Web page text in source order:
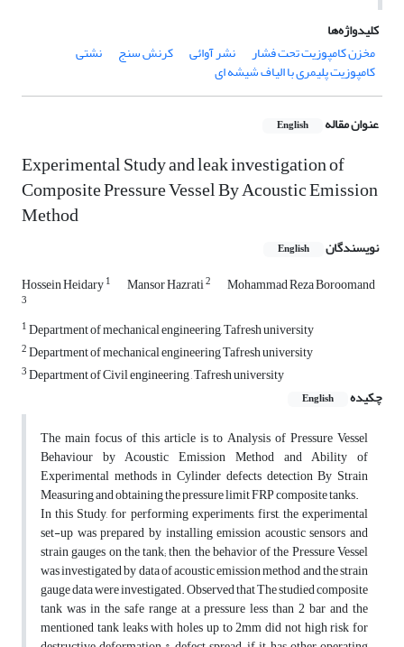
کلیدواژه‌ها
مخزن کامپوزیت تحت فشار
نشر آوائی کرنش سنج نشتی
کامپوزیت پلیمری با الیاف شیشه ای
عنوان مقاله English
Experimental Study and leak investigation of
Composite Pressure Vessel By Acoustic Emission
Method
نویسندگان English
Hossein Heidary1 Mansor Hazrati2 Mohammad Reza Boroomand
3
1Department of mechanical engineering, Tafresh university
2Department of mechanical engineering Tafresh university
3Department of Civil engineering , Tafresh university
چکیده
English
The main focus of this article is to Analysis of Pressure Vessel
Behaviour by Acoustic Emission Method and Ability of
Experimental methods in Cylinder defects detection By Strain
Measuring and obtaining the pressure limit FRP composite tanks.
In this Study, for performing experiments, first, the experimental
set-up was prepared by installing emission acoustic sensors and
strain gauges on the tank; then, the behavior of the Pressure Vessel
was investigated by data of acoustic emission method and the strain
gauge data were investigated. Observed that The studied composite
tank was in the safe range at a pressure less than 2 bar and the
mentioned tank leaks with holes up to 2mm did not high risk for